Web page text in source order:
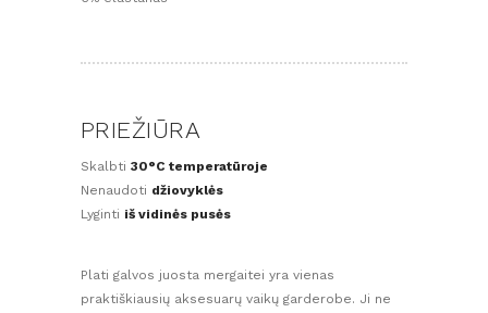
PRIEŽIŪRA
Skalbti 30°C temperatūroje
Nenaudoti džiovyklės
Lyginti iš vidinės pusės
Plati galvos juosta mergaitei yra vienas
praktiškiausių aksesuarų vaikų garderobe. Ji ne